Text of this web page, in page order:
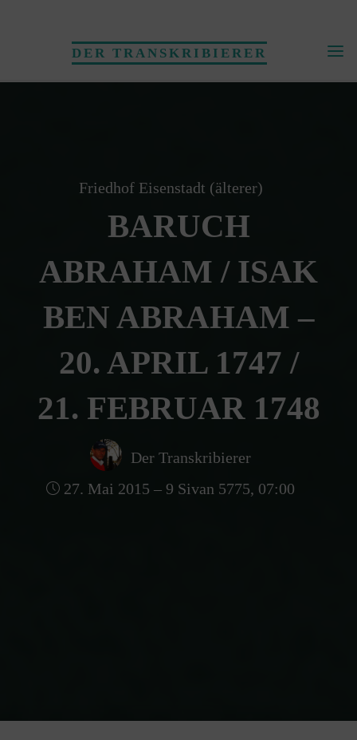
DER TRANSKRIBIERER
Friedhof Eisenstadt (älterer)
BARUCH
ABRAHAM / ISAK
BEN ABRAHAM –
20. APRIL 1747 /
21. FEBRUAR 1748
Der Transkribierer
27. Mai 2015 – 9 Sivan 5775, 07:00